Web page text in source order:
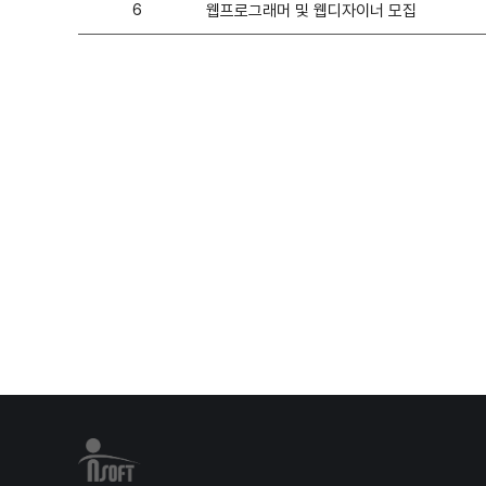
6 웹프로그래머 및 웹디자이너 모집